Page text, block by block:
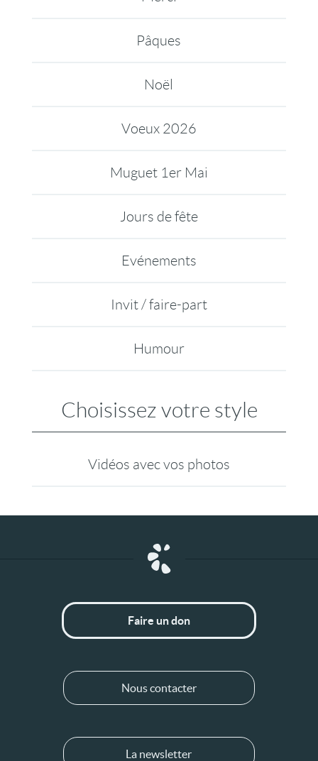
Pâques
Noël
Voeux 2026
Muguet 1er Mai
Jours de fête
Evénements
Invit / faire-part
Humour
Choisissez votre style
Vidéos avec vos photos
Faire un don
Nous contacter
La newsletter